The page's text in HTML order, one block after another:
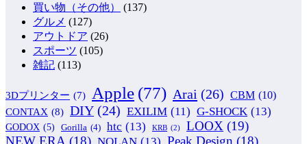
買い物（その他）
(137)
グルメ (127)
アウトドア (26)
スポーツ (105)
雑記 (113)
3Dプリンター (7) Apple (77) Arai (26) CBM (10)
CONTAX (8) DIY (24) EXILIM (11) G-SHOCK (13)
GODOX (5) Gorilla (4) htc (13) KRB (2) LOOX (19)